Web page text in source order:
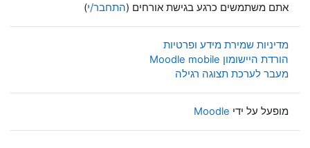
אתם משתמשים כרגע בגישת אורחים (התחבר/י)
מדיניות שמירת מידע ופרטיות
הורדת היישומון Moodle mobile
מעבר לערכת תצוגה רגילה
מופעל על ידי Moodle